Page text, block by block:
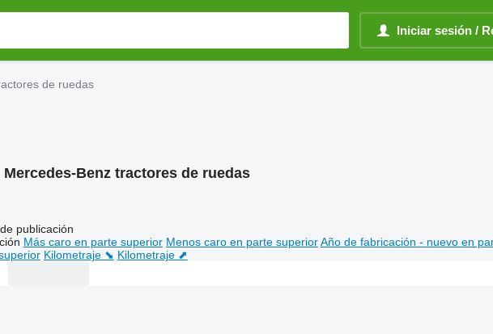
Iniciar sesión /
de ruedas
Mercedes-Benz tractores de ruedas
publicación
Más caro en parte superior Menos caro en parte superior Año de fabricación - nuevo en
Kilometraje ⬊ Kilometraje ⬈